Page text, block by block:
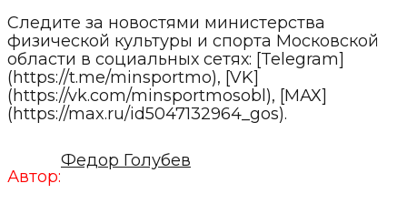
Следите за новостями министерства
физической культуры и спорта Московской
области в социальных сетях: [Telegram]
(https://t.me/minsportmo), [VK]
(https://vk.com/minsportmosobl), [МАХ]
(https://max.ru/id5047132964_gos).
Автор:
Федор Голубев